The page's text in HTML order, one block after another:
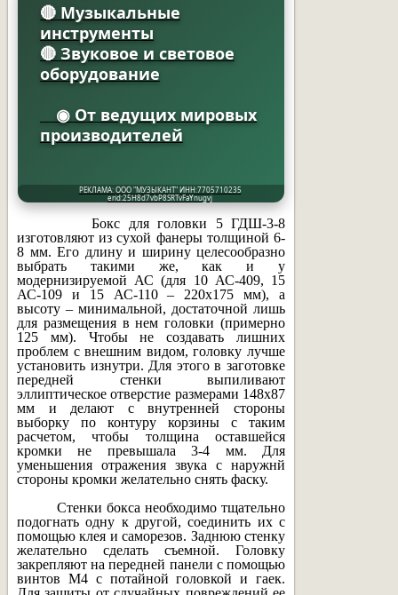
🔴 Музыкальные
инструменты
🔴 Звуковое и световое
оборудование
◉ От ведущих мировых
производителей
РЕКЛАМА: ООО "МУЗЫКАНТ" ИНН:7705710235
erid:25H8d7vbP8SRTvFaYnugvj
Бокс для головки 5 ГДШ-3-8
изготовляют из сухой фанеры толщиной 6-
8 мм. Его длину и ширину целесообразно
выбрать такими же, как и у
модернизируемой АС (для 10 АС-409, 15
АС-109 и 15 АС-110 – 220х175 мм), а
высоту – минимальной, достаточной лишь
для размещения в нем головки (примерно
125 мм). Чтобы не создавать лишних
проблем с внешним видом, головку лучше
установить изнутри. Для этого в заготовке
передней стенки выпиливают
эллиптическое отверстие размерами 148х87
мм и делают с внутренней стороны
выборку по контуру корзины с таким
расчетом, чтобы толщина оставшейся
кромки не превышала 3-4 мм. Для
уменьшения отражения звука с наружнй
стороны кромки желательно снять фаску.
Стенки бокса необходимо тщательно
подогнать одну к другой, соединить их с
помощью клея и саморезов. Заднюю стенку
желательно сделать съемной. Головку
закрепляют на передней панели с помощью
винтов М4 с потайной головкой и гаек.